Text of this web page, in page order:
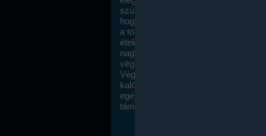
szükség, de meglepődve fogod
hogy a kalóriaszámolás mennyire
a többi diétához képest. Itt nincsenek
ételek és a megengedett kalóriabevitelt
nagymértékben növelheted ha
végzel.
Végül, de nem utolsó sorban, a
kalóriaszámolás módszerét a legtöbb
egészségügyi szakorvos ajánlja és
támogatja.